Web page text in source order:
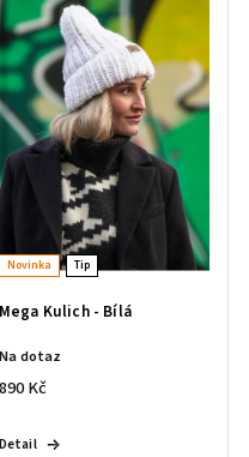
Novinka Tip
Mega Kulich - Bílá
Na dotaz
890 Kč
Detail